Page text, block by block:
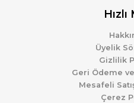
Üyelik
Gizlilik
Geri Ödeme
Mesafeli
Çerez